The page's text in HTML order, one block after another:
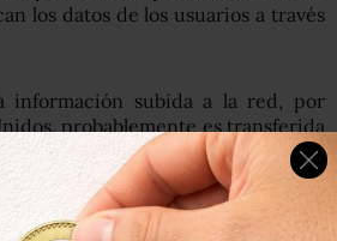
los datos de los usuarios a través
información subida a la red, por
probablemente es transferida
servidores ubicados en grandes
Sídney hasta Shanghái.